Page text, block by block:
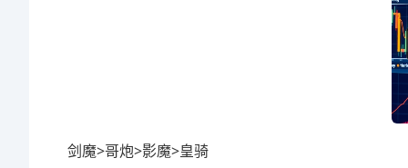
剑魔>哥炮>影魔>皇骑